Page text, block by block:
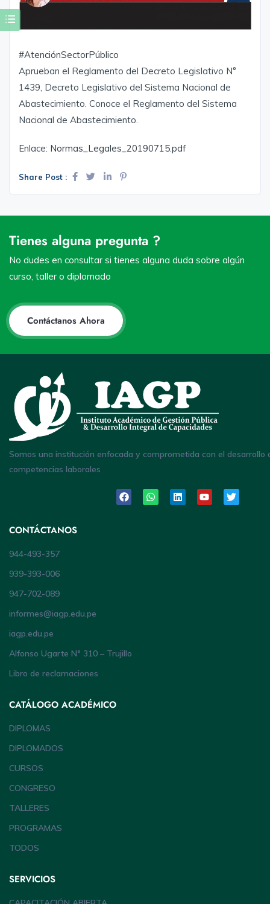
#AtenciónSectorPúblico
Aprueban el Reglamento del Decreto Legislativo N°
1439, Decreto Legislativo del Sistema Nacional de
Abastecimiento. Conoce el Reglamento del Sistema
Nacional de Abastecimiento.
Enlace: Normas_Legales_20190715.pdf
Share Post :
Tienes alguna pregunta ?
No dudes en consultar si tienes alguna duda sobre algún
curso, taller o diplomado
Contáctanos Ahora
Somos una institución enfocada y comprometida con el desarrollo
competencias laborales
CONTÁCTANOS
944-493-357
939-393-006
947-702-089
informes@iagp.edu.pe
iagp.edu.pe
Alfonso Ugarte Nº 310 – Trujillo
Libro de reclamaciones
CATÁLOGO ACADÉMICO
DIPLOMAS
DIPLOMADOS
CURSOS
CONGRESO
TALLERES
PROGRAMAS
TODOS
SERVICIOS